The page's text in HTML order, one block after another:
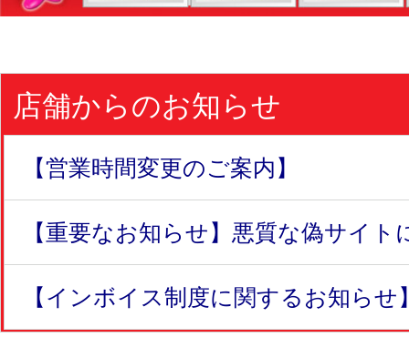
店舗からのお知らせ
【営業時間変更のご案内】
【重要なお知らせ】悪質な偽サイト
【インボイス制度に関するお知らせ